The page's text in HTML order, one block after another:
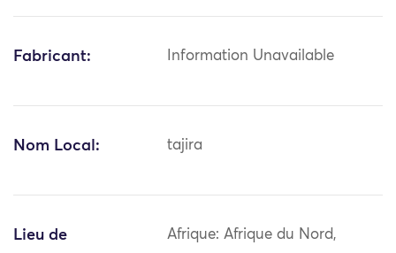
Fabricant: Information Unavailable
Nom Local: tajira
Lieu de
Afrique: Afrique du Nord,